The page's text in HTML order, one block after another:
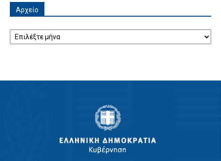
Αρχείο